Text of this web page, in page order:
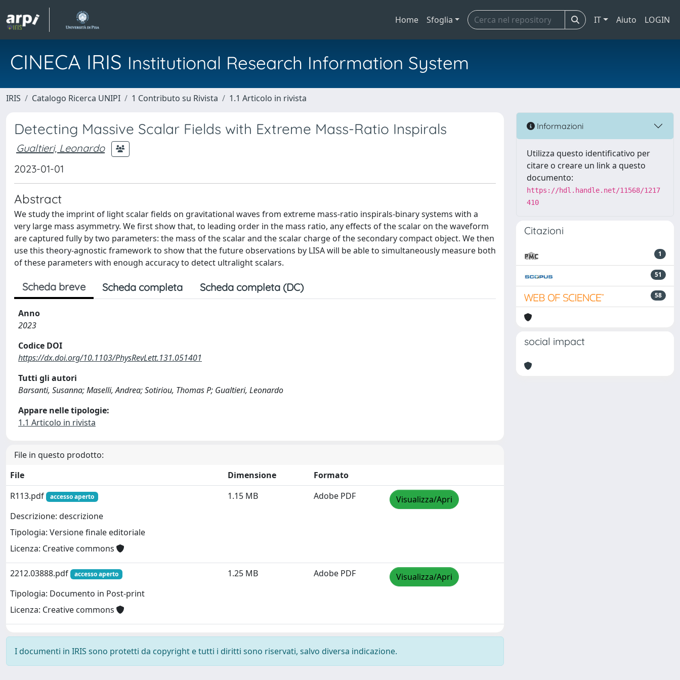
Home Sfoglia IT Aiuto LOGIN
CINECA IRIS Institutional Research Information System
IRIS Catalogo Ricerca UNIPI 1 Contributo su Rivista 1.1 Articolo in rivista
Detecting Massive Scalar Fields with Extreme Mass-Ratio Inspirals
Gualtieri, Leonardo
2023-01-01
Abstract
We study the imprint of light scalar fields on gravitational waves from extreme mass-ratio inspirals-binary systems with a
very large mass asymmetry. We first show that, to leading order in the mass ratio, any effects of the scalar on the waveform
are captured fully by two parameters: the mass of the scalar and the scalar charge of the secondary compact object. We then
use this theory-agnostic framework to show that the future observations by LISA will be able to simultaneously measure both
of these parameters with enough accuracy to detect ultralight scalars.
Scheda breve Scheda completa Scheda completa (DC)
Anno
2023
Codice DOI
https://dx.doi.org/10.1103/PhysRevLett.131.051401
Tutti gli autori
Barsanti, Susanna; Maselli, Andrea; Sotiriou, Thomas P; Gualtieri, Leonardo
Appare nelle tipologie:
1.1 Articolo in rivista
File in questo prodotto:
File
Dimensione
Formato
R113.pdf
accesso aperto
Descrizione: descrizione
Tipologia: Versione finale editoriale
Licenza: Creative commons
1.15 MB Adobe PDF Visualizza/Apri
2212.03888.pdf accesso aperto
Tipologia: Documento in Post-print
Licenza: Creative commons
1.25 MB Adobe PDF Visualizza/Apri
I documenti in IRIS sono protetti da copyright e tutti i diritti sono riservati, salvo diversa indicazione.
Informazioni
Utilizza questo identificativo per
citare o creare un link a questo
documento:
https://hdl.handle.net/11568/1217
410
Citazioni
1
51
58
social impact